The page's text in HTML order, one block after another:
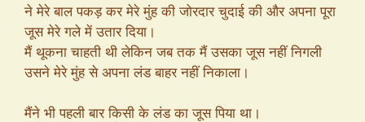
ने मेरे बाल पकड़ कर मेरे मुंह की जोरदार चुदाई की और अपना पूरा
जूस मेरे गले में उतार दिया।
मैं थूकना चाहती थी लेकिन जब तक मैं उसका जूस नहीं निगली
उसने मेरे मुंह से अपना लंड बाहर नहीं निकाला।
मैंने भी पहली बार किसी के लंड का जूस पिया था।